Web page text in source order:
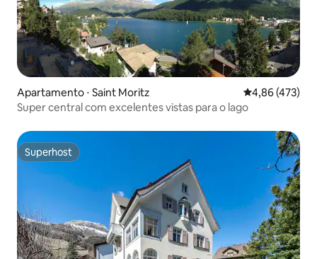
Apartamento ⋅ Saint Moritz 4,86 de uma
4,86 (473)
Super central com excelentes vistas para o lago
Superhost
Superhost